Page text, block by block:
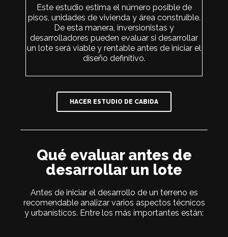
Este estudio estima el número posible de
pisos, unidades de vivienda y área construible.
De esta manera, inversionistas y
desarrolladores pueden evaluar si desarrollar
un lote será viable y rentable antes de iniciar el
diseño definitivo.
HACER ESTUDIO DE CABIDA
Qué evaluar antes de
desarrollar un lote
Antes de iniciar el desarrollo de un terreno es
recomendable analizar varios aspectos técnicos
y urbanísticos. Entre los más importantes están: